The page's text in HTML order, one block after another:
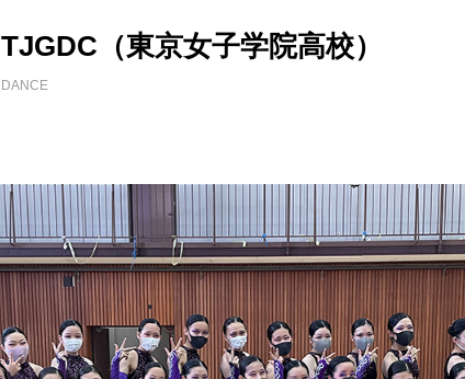
TJGDC（東京女子学院高校）
DANCE